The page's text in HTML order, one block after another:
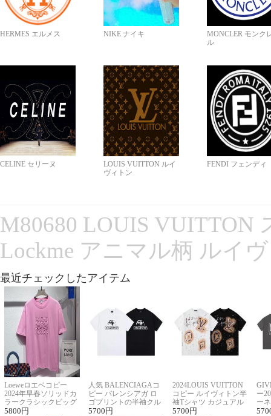
HERMES エルメス NIKE ナイキ
MONCLER モンク
ル
CELINE セリーヌ
LOUIS VUITTON ルイ
ヴィトン
FENDI フェンディ
M80680 LOUIS VUITTON
Lockme アニマル柄 ルイ
最近チェックしたアイテム
Loeweロエベコピー
2024年早春ソリッドカ
ラークラシックビッグ
ロゴ刺繍Tシャツ
5800 円
人気 BALENCIAGAコ
ピー バレンシアガ ロ
ゴプリントの半袖クル
ーネックTシャツ
5700 円
2024LOUIS VUITTON
コピー ルイヴィトン半
袖Tシャツ カジュアル
に馴染む 2色展開
5700 円
ー
ー
ー